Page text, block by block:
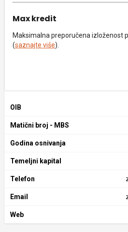
Max kredit
Maksimalna preporučena izloženost
(saznajte više).
OIB
Matični broj - MBS
Godina osnivanja
Temeljni kapital
Telefon
Email
Web